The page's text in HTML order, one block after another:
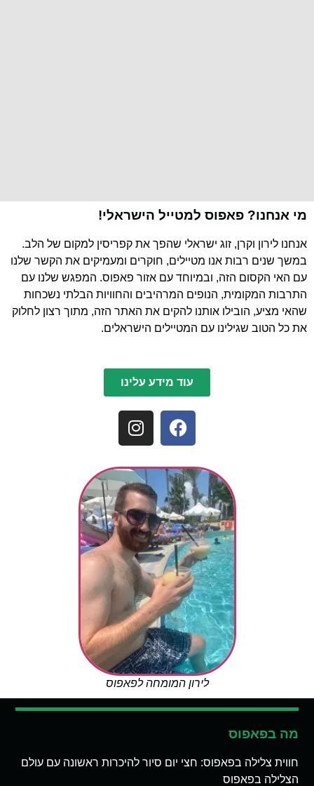
מי אנחנו? פאפוס למטייל הישראלי!
אנחנו לירון וקרן, זוג ישראלי שהפך את קפריסין למקום של הלב.
במשך שנים רבות אנו מטיילים, חוקרים ומעמיקים את הקשר שלנו
עם האי הקסום הזה, ובמיוחד עם אזור פאפוס. המפגש שלנו עם
התרבות המקומית, הנופים המרהיבים והחוויות הבלתי נשכחות
שהאי מציע, הובילו אותנו להקים את האתר הזה, מתוך רצון לחלוק
את כל הטוב שגילינו עם המטיילים הישראלים.
עוד מידע עלינו
לירון המומחה לפאפוס
מה בפאפוס
חווית צלילה בפאפוס: חצי יום סיור להיכרות ראשונה עם עולם
הצלילה בפאפוס